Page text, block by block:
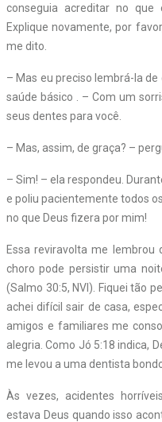
conseguia acreditar no que
Explique novamente, por
me dito.
– Mas eu preciso lembrá-la
saúde básico . – Com um
seus dentes para você.
– Mas, assim, de graça? –
– Sim! – ela respondeu.
e poliu pacientemente todos
no que Deus fizera por mim!
Essa reviravolta me lembrou
choro pode persistir uma
(Salmo 30:5, NVI). Fiquei tão
achei difícil sair de casa,
amigos e familiares me
alegria. Como Jó 5:18 indica,
me levou a uma dentista
Às vezes, acidentes
estava Deus quando isso